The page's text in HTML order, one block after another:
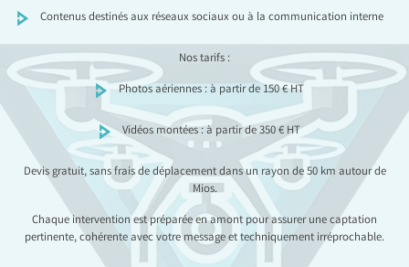
Contenus destinés aux réseaux sociaux ou à la communication interne
Nos tarifs :
Photos aériennes : à partir de 150 € HT
Vidéos montées : à partir de 350 € HT
Devis gratuit, sans frais de déplacement dans un rayon de 50 km autour de
Mios.
Chaque intervention est préparée en amont pour assurer une captation
pertinente, cohérente avec votre message et techniquement irréprochable.